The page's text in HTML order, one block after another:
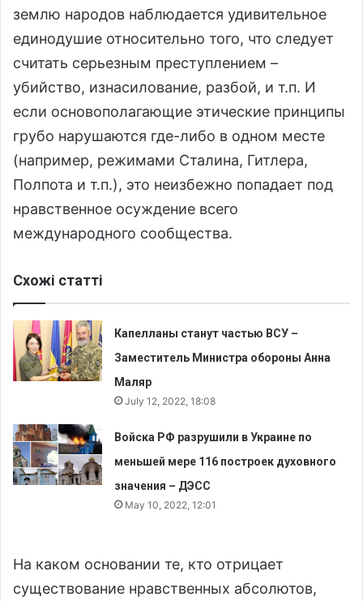
землю народов наблюдается удивительное
единодушие относительно того, что следует
считать серьезным преступлением –
убийство, изнасилование, разбой, и т.п. И
если основополагающие этические принципы
грубо нарушаются где-либо в одном месте
(например, режимами Сталина, Гитлера,
Полпота и т.п.), это неизбежно попадает под
нравственное осуждение всего
международного сообщества.
Схожі статті
Капелланы станут частью ВСУ –
Заместитель Министра обороны Анна
Маляр
July 12, 2022, 18:08
Войска РФ разрушили в Украине по
меньшей мере 116 построек духовного
значения – ДЭСС
May 10, 2022, 12:01
На каком основании те, кто отрицает
существование нравственных абсолютов,